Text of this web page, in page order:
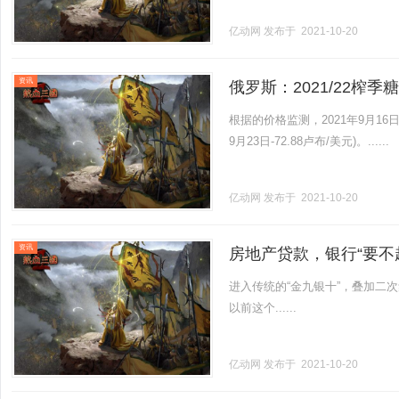
亿动网 发布于 2021-10-20
资讯 俄罗斯：2021/22榨季
根据的价格监测，2021年9月16
9月23日-72.88卢布/美元)。......
亿动网 发布于 2021-10-20
资讯 房地产贷款，银行“要
进入传统的“金九银十”，叠加二
以前这个......
亿动网 发布于 2021-10-20